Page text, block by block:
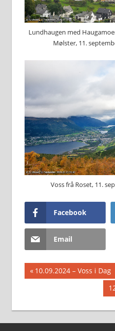
Lundhaugen med
Mølster, 11.
Voss frå Roset, 11.
Facebook
Email
Previous
Post:
10.09.2024 – Voss i Dag